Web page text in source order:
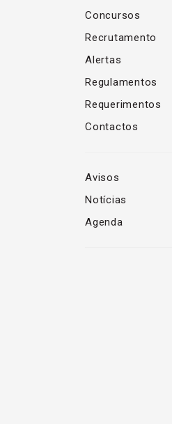
Concursos
Recrutamento
Alertas
Regulamentos
Requerimentos
Contactos
Avisos
Notícias
Agenda